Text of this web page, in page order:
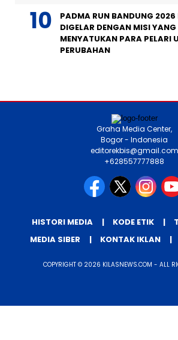
PADMA RUN BANDUNG 2026
DIGELAR DENGAN MISI YANG
MENYATUKAN PARA PELARI
PERUBAHAN
Graha Media Center,
Bogor - Indonesia
editorekbis@gmail.com
+628557777888
HISTORI MEDIA KODE ETIK
MEDIA SIBER
KONTAK IKLAN
COPYRIGHT © 2026 KILASNEWS.COM - ALL